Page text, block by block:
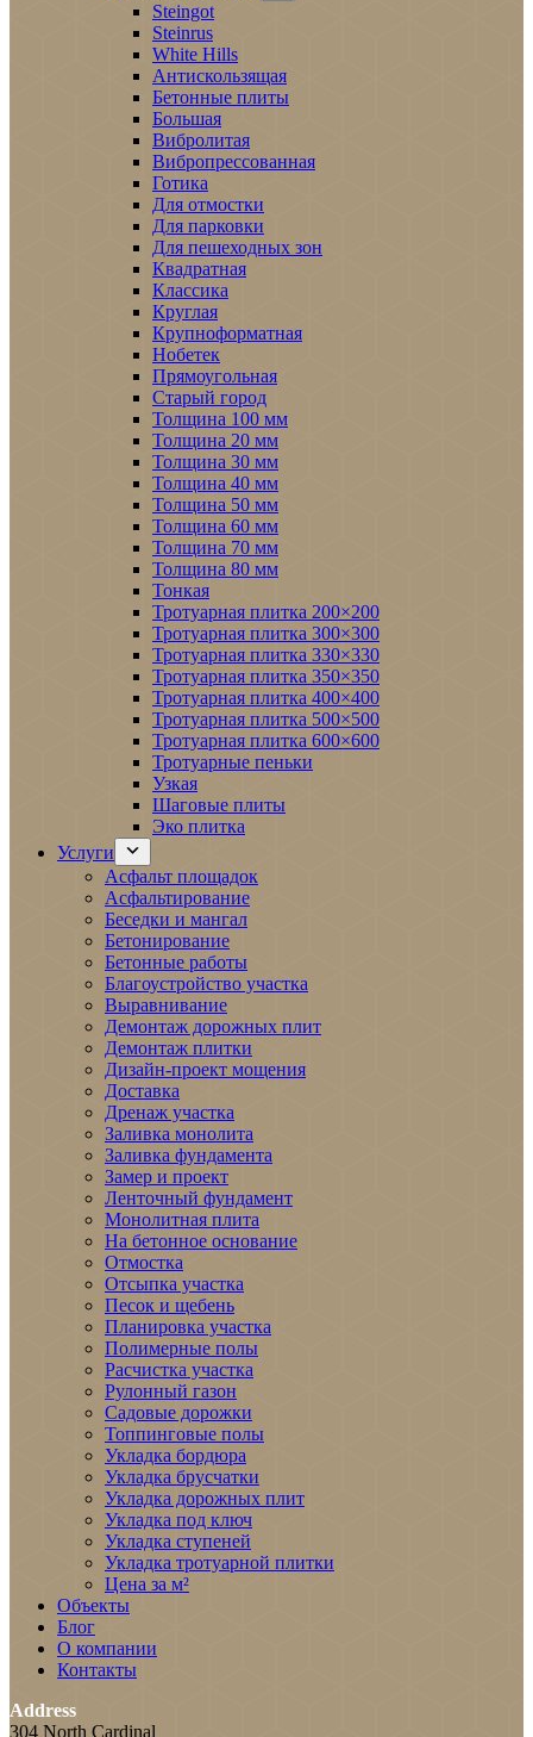
Steingot
Steinrus
White Hills
Антискользящая
Бетонные плиты
Большая
Вибролитая
Вибропрессованная
Готика
Для отмостки
Для парковки
Для пешеходных зон
Квадратная
Классика
Круглая
Крупноформатная
Нобетек
Прямоугольная
Старый город
Толщина 100 мм
Толщина 20 мм
Толщина 30 мм
Толщина 40 мм
Толщина 50 мм
Толщина 60 мм
Толщина 70 мм
Толщина 80 мм
Тонкая
Тротуарная плитка 200×200
Тротуарная плитка 300×300
Тротуарная плитка 330×330
Тротуарная плитка 350×350
Тротуарная плитка 400×400
Тротуарная плитка 500×500
Тротуарная плитка 600×600
Тротуарные пеньки
Узкая
Шаговые плиты
Эко плитка
Услуги
Асфальт площадок
Асфальтирование
Беседки и мангал
Бетонирование
Бетонные работы
Благоустройство участка
Выравнивание
Демонтаж дорожных плит
Демонтаж плитки
Дизайн-проект мощения
Доставка
Дренаж участка
Заливка монолита
Заливка фундамента
Замер и проект
Ленточный фундамент
Монолитная плита
На бетонное основание
Отмостка
Отсыпка участка
Песок и щебень
Планировка участка
Полимерные полы
Расчистка участка
Рулонный газон
Садовые дорожки
Топпинговые полы
Укладка бордюра
Укладка брусчатки
Укладка дорожных плит
Укладка под ключ
Укладка ступеней
Укладка тротуарной плитки
Цена за м²
Объекты
Блог
О компании
Контакты
Address
304 North Cardinal